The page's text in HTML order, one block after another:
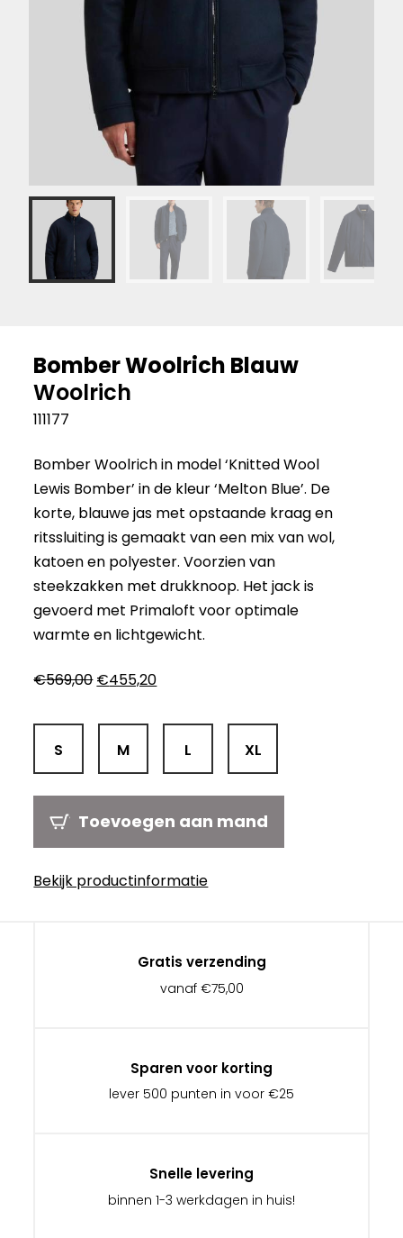
Bomber Woolrich Blauw
Woolrich
111177
Bomber Woolrich in model ‘Knitted Wool
Lewis Bomber’ in de kleur ‘Melton Blue’. De
korte, blauwe jas met opstaande kraag en
ritssluiting is gemaakt van een mix van wol,
katoen en polyester. Voorzien van
steekzakken met drukknoop. Het jack is
gevoerd met Primaloft voor optimale
warmte en lichtgewicht.
€569,00 Oorspronkelijke
was:
€569,00.
€455,20Huidige
is:
€455,20.
S M L XL
Toevoegen aan mand
Bekijk productinformatie
Gratis verzending
vanaf €75,00
Sparen voor korting
lever 500 punten in voor €25
Snelle levering
binnen 1-3 werkdagen in huis!